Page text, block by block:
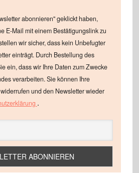
abonnieren" geklickt haben,
E-Mail mit einem Bestätigungslink zu
wir sicher, dass kein Unbefugter
einträgt. Durch Bestellung des
ein, dass wir Ihre Daten zum Zwecke
verarbeiten. Sie können Ihre
und den Newsletter wieder
.